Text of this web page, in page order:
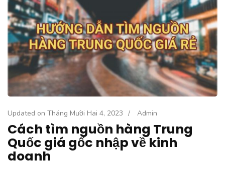
Updated on Tháng Mười Hai 4, 2023 / Admin
Cách tìm nguồn hàng Trung
Quốc giá gốc nhập về kinh
doanh